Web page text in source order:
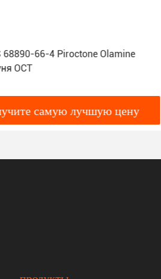
66-4 Piroctone Olamine
OCT
самую лучшую цену